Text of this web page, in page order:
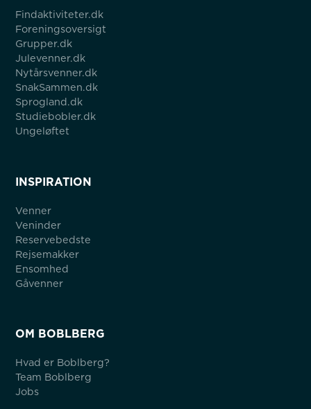
Findaktiviteter.dk
Foreningsoversigt
Grupper.dk
Julevenner.dk
Nytårsvenner.dk
SnakSammen.dk
Sprogland.dk
Studiebobler.dk
Ungeløftet
INSPIRATION
Venner
Veninder
Reservebedste
Rejsemakker
Ensomhed
Gåvenner
OM BOBLBERG
Hvad er Boblberg?
Team Boblberg
Jobs